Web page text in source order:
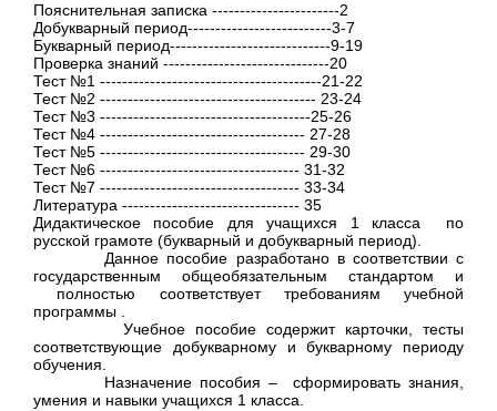
Пояснительная записка -----------------------2
Добукварный период--------------------------3-7
Букварный период-----------------------------9-19
Проверка знаний ------------------------------20
Тест №1 ----------------------------------------21-22
Тест №2 --------------------------------------- 23-24
Тест №3 --------------------------------------25-26
Тест №4 ------------------------------------- 27-28
Тест №5 ------------------------------------- 29-30
Тест №6 ------------------------------------ 31-32
Тест №7 ------------------------------------ 33-34
Литература -------------------------------- 35
Дидактическое пособие для учащихся 1 класса по
русской грамоте (букварный и добукварный период).
Данное пособие разработано в соответствии с
государственным общеобязательным стандартом и
полностью соответствует требованиям учебной
программы .
Учебное пособие содержит карточки, тесты
соответствующие добукварному и букварному периоду
обучения.
Назначение пособия – сформировать знания,
умения и навыки учащихся 1 класса.